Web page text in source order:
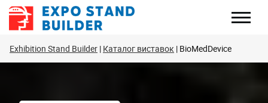
Перейти
Exhibition Stand Builder Каталог виставок BioMedDevice